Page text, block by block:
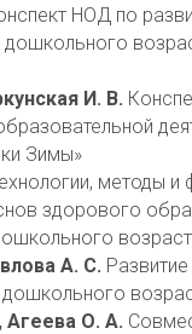
НОД по
И. В.
Зимы»
методы
здорового
А. С.
дошкольного
О. А.